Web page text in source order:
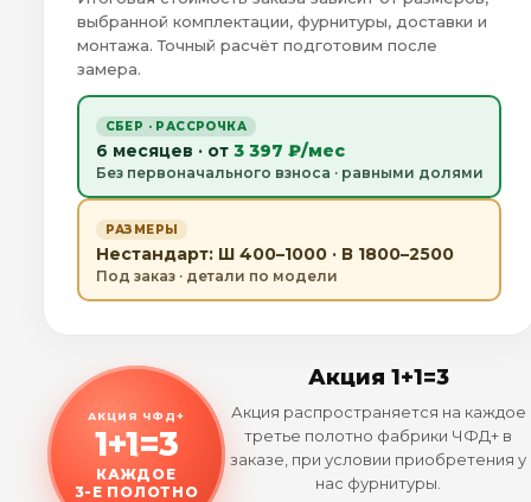
выбранной комплектации, фурнитуры, доставки и
монтажа. Точный расчёт подготовим после
замера.
СБЕР · РАССРОЧКА
6 месяцев · от 3 397 ₽/мес
Без первоначального взноса · равными долями
РАЗМЕРЫ
Нестандарт: Ш 400–1000 · В 1800–2500
Под заказ · детали по модели
АКЦИЯ ЧФД+
1+1=3
КАЖДОЕ
3-Е ПОЛОТНО
Акция 1+1=3
Акция распространяется на каждое
третье полотно фабрики ЧФД+ в
заказе, при условии приобретения у
нас фурнитуры.